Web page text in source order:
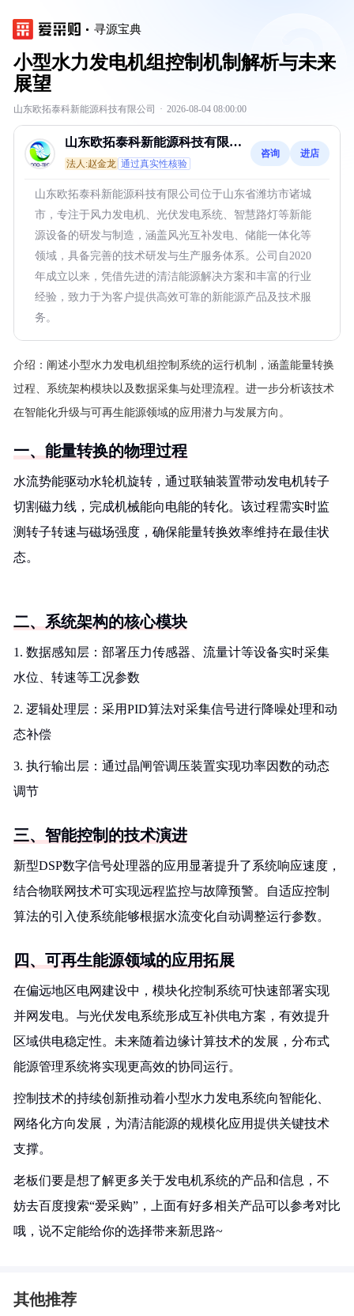
寻源宝典
小型水力发电机组控制机制解析与未来
展望
山东欧拓泰科新能源科技有限公司 · 2026-08-04 08:00:00
山东欧拓泰科新能源科技有限公
司
法人:赵金龙 通过真实性核验
咨询 进店
山东欧拓泰科新能源科技有限公司位于山东省潍坊市诸城
市，专注于风力发电机、光伏发电系统、智慧路灯等新能
源设备的研发与制造，涵盖风光互补发电、储能一体化等
领域，具备完善的技术研发与生产服务体系。公司自2020
年成立以来，凭借先进的清洁能源解决方案和丰富的行业
经验，致力于为客户提供高效可靠的新能源产品及技术服
务。
介绍： 阐述小型水力发电机组控制系统的运行机制，涵盖能量转换
过程、系统架构模块以及数据采集与处理流程。进一步分析该技术
在智能化升级与可再生能源领域的应用潜力与发展方向。
一、能量转换的物理过程
水流势能驱动水轮机旋转，通过联轴装置带动发电机转子
切割磁力线，完成机械能向电能的转化。该过程需实时监
测转子转速与磁场强度，确保能量转换效率维持在最佳状
态。
二、系统架构的核心模块
1. 数据感知层：部署压力传感器、流量计等设备实时采集
水位、转速等工况参数
2. 逻辑处理层：采用PID算法对采集信号进行降噪处理和动
态补偿
3. 执行输出层：通过晶闸管调压装置实现功率因数的动态
调节
三、智能控制的技术演进
新型DSP数字信号处理器的应用显著提升了系统响应速度，
结合物联网技术可实现远程监控与故障预警。自适应控制
算法的引入使系统能够根据水流变化自动调整运行参数。
四、可再生能源领域的应用拓展
在偏远地区电网建设中，模块化控制系统可快速部署实现
并网发电。与光伏发电系统形成互补供电方案，有效提升
区域供电稳定性。未来随着边缘计算技术的发展，分布式
能源管理系统将实现更高效的协同运行。
控制技术的持续创新推动着小型水力发电系统向智能化、
网络化方向发展，为清洁能源的规模化应用提供关键技术
支撑。
老板们要是想了解更多关于发电机系统的产品和信息，不
妨去百度搜索“爱采购”，上面有好多相关产品可以参考对比
哦，说不定能给你的选择带来新思路~
其他推荐